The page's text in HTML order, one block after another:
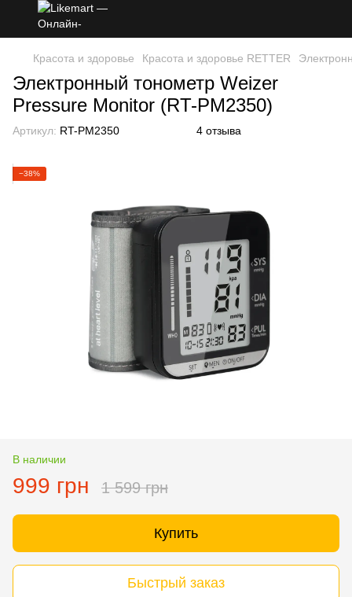
Красота и здоровье Красота и здоровье RETTER
Электронный тонометр Weizer
Pressure Monitor (RT-PM2350)
Артикул: RT-PM2350 4 отзыва
−38%
В наличии
999 грн 1 599 грн
Купить
Быстрый заказ